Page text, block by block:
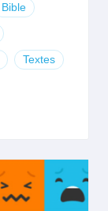
Bible
Textes